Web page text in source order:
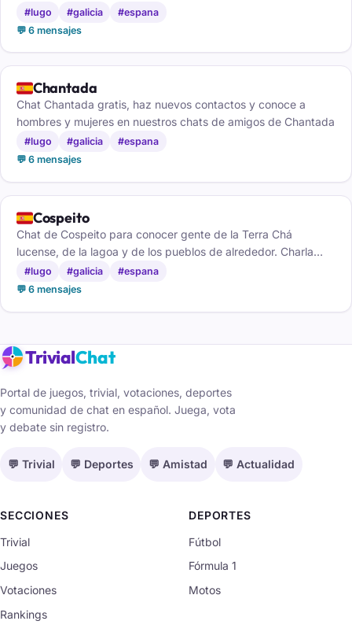
#lugo #galicia
#espana
💬 6 mensajes
🇪🇸Chantada
Chat Chantada gratis, haz nuevos contactos y conoce a
hombres y mujeres en nuestros chats de amigos de Chantada
#lugo #galicia
#espana
💬 6 mensajes
🇪🇸Cospeito
Chat de Cospeito para conocer gente de la Terra Chá
lucense, de la lagoa y de los pueblos de alrededor. Charla
cercana en gallego o castellano, sin registro.
#lugo #galicia
#espana
💬 6 mensajes
TrivialChat
Portal de juegos, trivial, votaciones, deportes
y comunidad de chat en español. Juega, vota
y debate sin registro.
💬 Trivial 💬 Deportes 💬 Amistad 💬 Actualidad
SECCIONES
Trivial
Juegos
Votaciones
Rankings
DEPORTES
Fútbol
Fórmula 1
Motos